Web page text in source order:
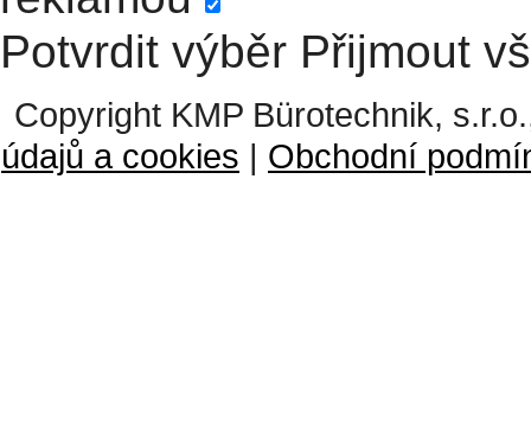
Potvrdit výběr Přijmout
Copyright KMP Bürotechnik,
údajů a cookies | Obchodní